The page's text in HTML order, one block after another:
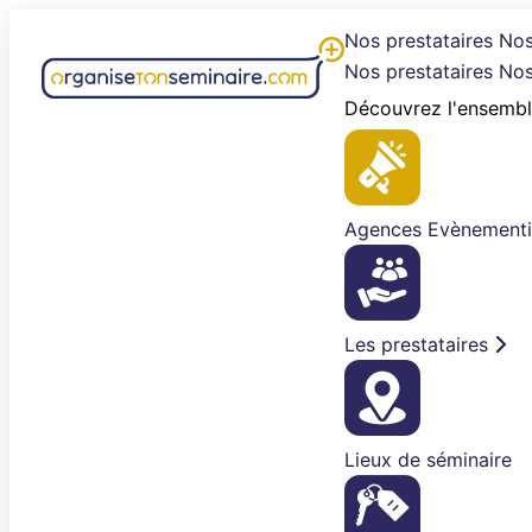
contenu
Nos prestataires
Nos prestataires
Découvrez
Agences
Les prestataires
Lieux de séminaire